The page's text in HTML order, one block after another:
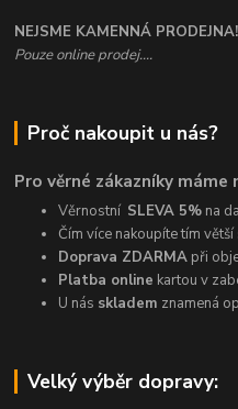
NEJSME KAMENNÁ
Pouze online prodej....
Proč nakoupit u nás?
Pro věrné zákazníky máme
Věrnostní SLEVA 5% na
Čím více nakoupíte tím
Doprava ZDARMA při
Platba online kartou v
U nás skladem znamená
Velký výběr dopravy: